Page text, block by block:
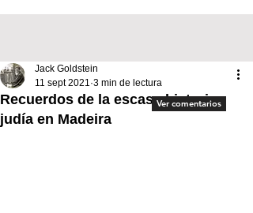
Recuerdos de la escasa historia
judía en Madeira
Jack Goldstein
11 sept 2021 3 min de lectura
Ver comentarios